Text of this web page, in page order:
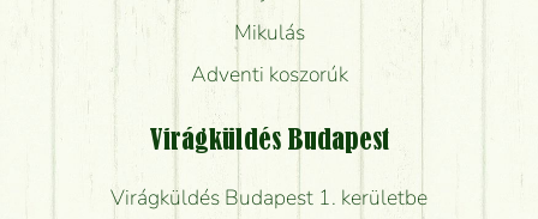
Mikulás
Adventi koszorúk
Virágküldés Budapest
Virágküldés Budapest 1. kerületbe